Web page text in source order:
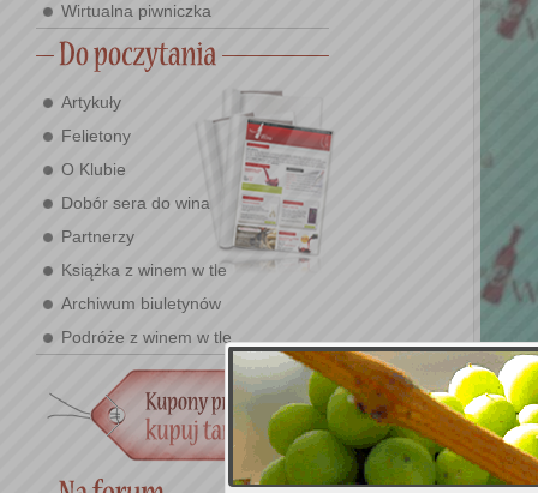
Wirtualna piwniczka
Artykuły
Felietony
O Klubie
Dobór sera do wina
Partnerzy
Książka z winem w tle
Archiwum biuletynów
Podróże z winem w tle